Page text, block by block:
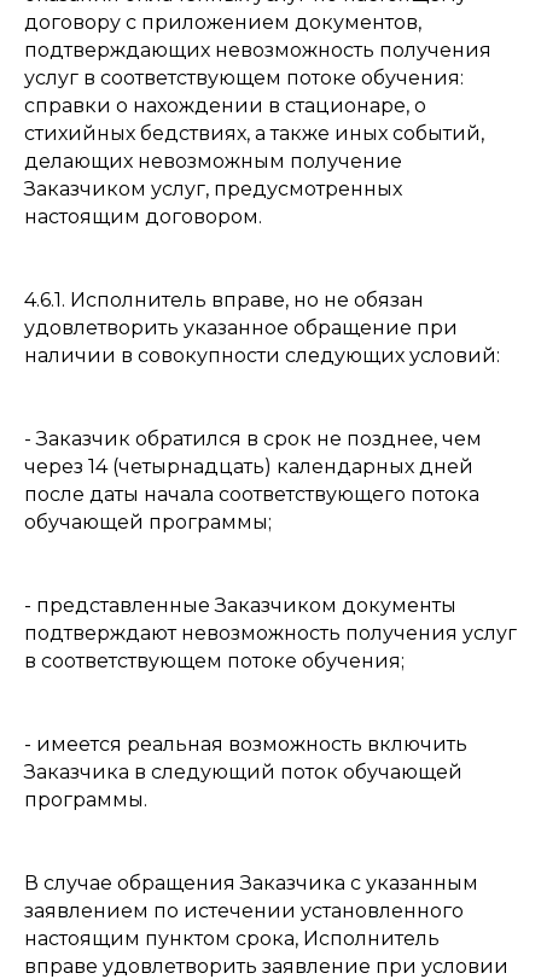
договору с приложением документов,
подтверждающих невозможность получения
услуг в соответствующем потоке обучения:
справки о нахождении в стационаре, о
стихийных бедствиях, а также иных событий,
делающих невозможным получение
Заказчиком услуг, предусмотренных
настоящим договором.
4.6.1. Исполнитель вправе, но не обязан
удовлетворить указанное обращение при
наличии в совокупности следующих условий:
- Заказчик обратился в срок не позднее, чем
через 14 (четырнадцать) календарных дней
после даты начала соответствующего потока
обучающей программы;
- представленные Заказчиком документы
подтверждают невозможность получения услуг
в соответствующем потоке обучения;
- имеется реальная возможность включить
Заказчика в следующий поток обучающей
программы.
В случае обращения Заказчика с указанным
заявлением по истечении установленного
настоящим пунктом срока, Исполнитель
вправе удовлетворить заявление при условии